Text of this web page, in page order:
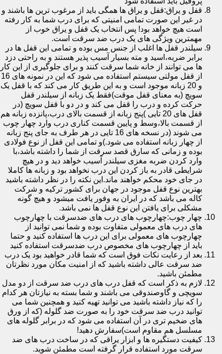
قفل و یراق:قفل و یراق ها همگی باید از مرغوب ترین ها باشند و
در غیر این صورت تمامی امنیتی که برای درب شما به کار رفته
است هیچ خواهد بود! پس انتخاب یک قفل و یراق خوب از
مهمترین ویژگی های یک درب ضد سرقت است.
سیلندر قفل ها اغلب از جنس مس بوده و تمامی این قفل ها در
برابر ضربه،اسید و مته بسیار آسیب پذیر هستند و به راحتی دزد
ها می توانند از خانه شما سرقت کنند و برای جلوگیری از این کار
از قفل مولتی سیستم استفاده می شود که این در نمونه های 16
و 20 زبانه موجود است و به این طریق کار می کند که با قفل یک
سویچ (به معنای قفل موقت)فقط یک زبانه از سیلندر قفل
حرکت کرده و درب را قفل می کند و در دو با قفل سویچ (در
قفل های 20 تایی )پنج زبانه از قسمت بالای درب،پانزده زبانه هم
از قسمت بالا،وسط و پایین قسمت کناری درب وارد چهار چوب
می شوند (در نسخه های 16 تایی در هر طرف به جای پنج زبانه
از چهار زبانه استفاده می شود.)و تمامی این قفل از نوع فولادی
بوده و زمانی که سارق قصد سرقت از شما را داشته باشد،با
وارد کردن ضربه مغزی سیلندر آسیب خواهد دید و در هیچ
شرایطی قادر به باز کردن این درب نخواهد بود و زبانه ها کاملا
در جای خود محکم خواهند ماند.این نکته را در نظر داشته باشید
بهترین نوع قفل موجود در جهان برای کشور ترکیه و شرکت
کاله می باشد که در ایران به وفور یافت میشود و هیچ گونه
مشکلی برای یافتن این نوع قفل ها نمی باشد.
چهار چوب:چهارچوب های درب های ضدسرقت با چهارچوب
های درب های معمولی متفاوت بوده و شما نمی توانید از
چهارچوب های معمولی برای این درب ها استفاده کنید و حتما
باید از چهارچوب های مخصوص درب ضدسرقت استفاده کنید
بعد از رعایت نکات فوق است که شما قادر خواهید بود یک درب
ضد سرقت عالی داشته باشید که از امنیت مکان مورد نظرتان
مطمئن باشید.
لازم به ذکر است که قفل درب های درب ضد سرقت از دو مدل
سویچی و گاوصندوقی می باشند و شما بسته به نیازتان هر کدام
را که نیاز داشته باشید می توانید تهیه کنید و همچنین شما می
توانید درب ضد سرقت خود را به صورت ضد گلوله (که از ورق
های ضخیم تری در آن استفاده می شود که در برابر گلوله های
مسلسل هم مقاوم است)سفارش دهید!
کیفیت دستگیره ها و ابزار یراقی که در ساخت درب های ضد
سرقت مورد استفاده قرار گرفته است مطمئن شوید.